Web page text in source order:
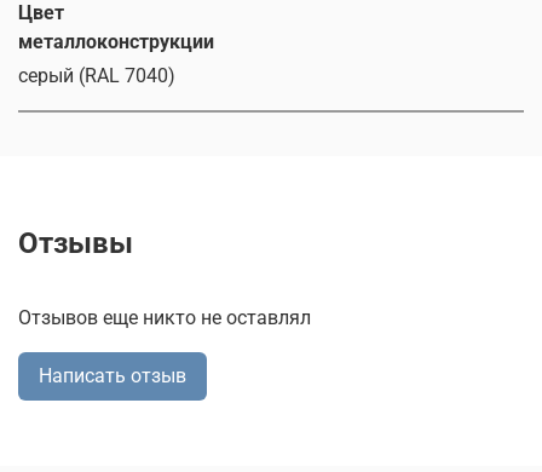
Цвет
металлоконструкции
серый (RAL 7040)
Отзывы
Отзывов еще никто не оставлял
Написать отзыв